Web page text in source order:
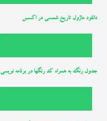
دانلود ماژول تاریخ شمسی در اکسس
جدول رنگ به همراه کد رنگها در برنامه نویسی VBA